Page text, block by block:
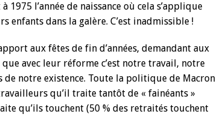
l’année de naissance où cela s’applique
dans la galère. C’est inadmissible !
aux fêtes de fin d’années, demandant aux
avec leur réforme c’est notre travail, notre
notre existence. Toute la politique de Macron
qu’il traite tantôt de « fainéants »
qu’ils touchent (50 % des retraités touchent